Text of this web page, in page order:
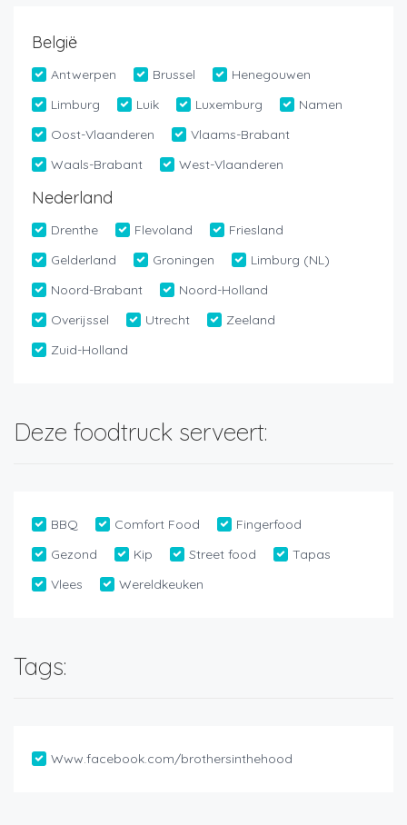
België
Antwerpen Brussel
Henegouwen
Limburg
Luik Luxemburg
Namen
Oost-Vlaanderen
Vlaams-Brabant
Waals-Brabant
West-Vlaanderen
Nederland
Drenthe Flevoland
Friesland
Gelderland
Groningen
Limburg (NL)
Noord-Brabant
Noord-Holland
Overijssel
Utrecht
Zeeland
Zuid-Holland
Deze foodtruck serveert:
BBQ Comfort Food
Fingerfood
Gezond
Kip Street food
Tapas
Vlees
Wereldkeuken
Tags:
Www.facebook.com/brothersinthehood